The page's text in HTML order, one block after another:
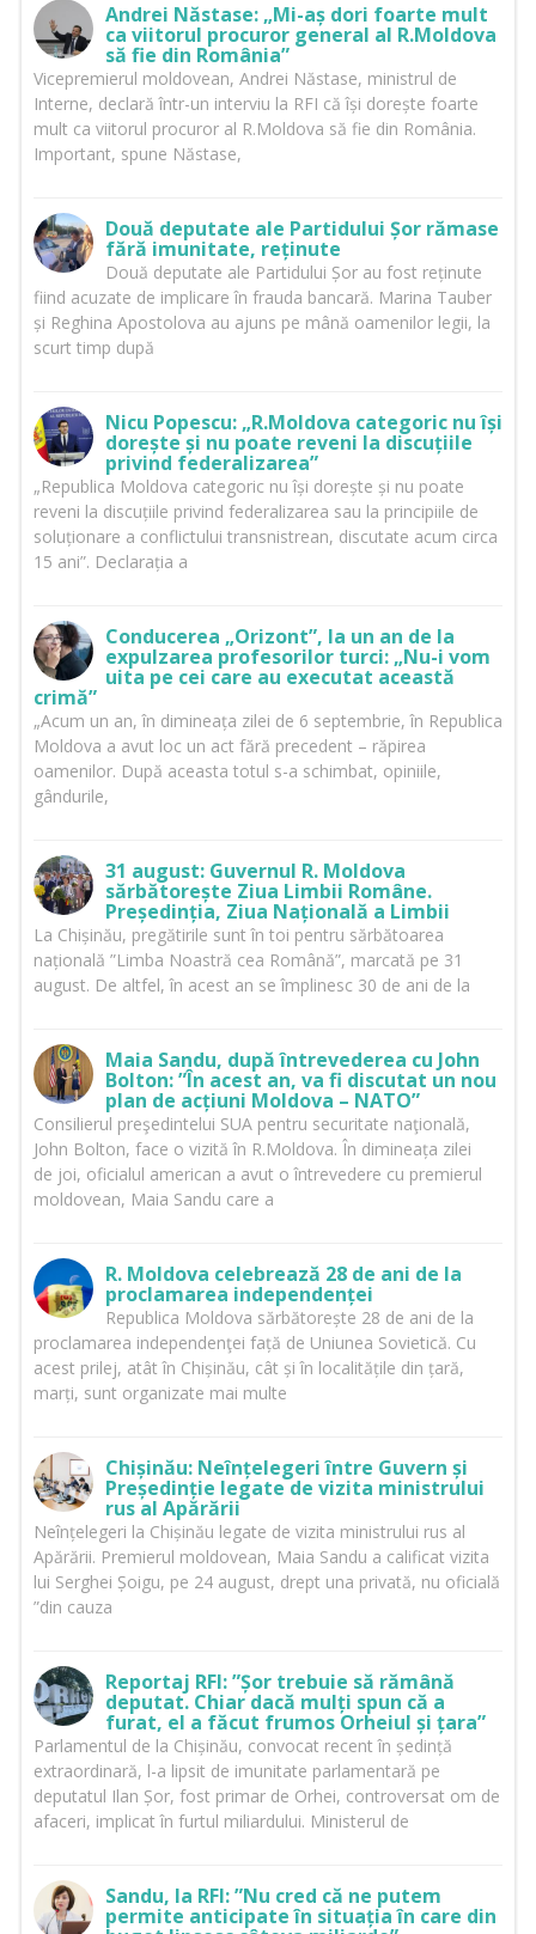
Andrei Năstase: „Mi-aș dori foarte mult
ca viitorul procuror general al R.Moldova
să fie din România”
Vicepremierul moldovean, Andrei Năstase, ministrul de
Interne, declară într-un interviu la RFI că își dorește foarte
mult ca viitorul procuror al R.Moldova să fie din România.
Important, spune Năstase,
Două deputate ale Partidului Șor rămase
fără imunitate, reținute
Două deputate ale Partidului Șor au fost reținute
fiind acuzate de implicare în frauda bancară. Marina Tauber
și Reghina Apostolova au ajuns pe mână oamenilor legii, la
scurt timp după
Nicu Popescu: „R.Moldova categoric nu își
dorește și nu poate reveni la discuțiile
privind federalizarea”
„Republica Moldova categoric nu își dorește și nu poate
reveni la discuțiile privind federalizarea sau la principiile de
soluționare a conflictului transnistrean, discutate acum circa
15 ani”. Declarația a
Conducerea „Orizont”, la un an de la
expulzarea profesorilor turci: „Nu-i vom
uita pe cei care au executat această
crimă”
„Acum un an, în dimineața zilei de 6 septembrie, în Republica
Moldova a avut loc un act fără precedent – răpirea
oamenilor. După aceasta totul s-a schimbat, opiniile,
gândurile,
31 august: Guvernul R. Moldova
sărbătorește Ziua Limbii Române.
Președinția, Ziua Națională a Limbii
La Chișinău, pregătirile sunt în toi pentru sărbătoarea
națională ”Limba Noastră cea Română”, marcată pe 31
august. De altfel, în acest an se împlinesc 30 de ani de la
Maia Sandu, după întrevederea cu John
Bolton: ”În acest an, va fi discutat un nou
plan de acțiuni Moldova – NATO”
Consilierul preşedintelui SUA pentru securitate naţională,
John Bolton, face o vizită în R.Moldova. În dimineața zilei
de joi, oficialul american a avut o întrevedere cu premierul
moldovean, Maia Sandu care a
R. Moldova celebrează 28 de ani de la
proclamarea independenței
Republica Moldova sărbătorește 28 de ani de la
proclamarea independenţei față de Uniunea Sovietică. Cu
acest prilej, atât în Chișinău, cât și în localitățile din țară,
marți, sunt organizate mai multe
Chișinău: Neînțelegeri între Guvern și
Președinție legate de vizita ministrului
rus al Apărării
Neînțelegeri la Chișinău legate de vizita ministrului rus al
Apărării. Premierul moldovean, Maia Sandu a calificat vizita
lui Serghei Șoigu, pe 24 august, drept una privată, nu oficială
”din cauza
Reportaj RFI: ”Șor trebuie să rămână
deputat. Chiar dacă mulți spun că a
furat, el a făcut frumos Orheiul și țara”
Parlamentul de la Chișinău, convocat recent în ședință
extraordinară, l-a lipsit de imunitate parlamentară pe
deputatul Ilan Șor, fost primar de Orhei, controversat om de
afaceri, implicat în furtul miliardului. Ministerul de
Sandu, la RFI: ”Nu cred că ne putem
permite anticipate în situația în care din